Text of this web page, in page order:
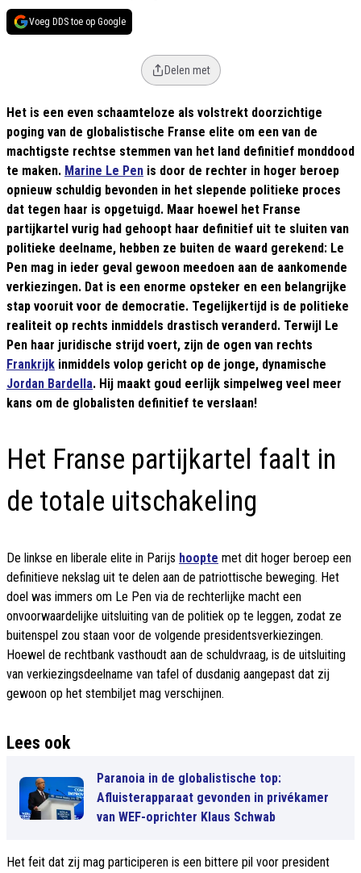
Voeg DDS toe op Google
Delen met
Het is een even schaamteloze als volstrekt doorzichtige
poging van de globalistische Franse elite om een van de
machtigste rechtse stemmen van het land definitief monddood
te maken. Marine Le Pen is door de rechter in hoger beroep
opnieuw schuldig bevonden in het slepende politieke proces
dat tegen haar is opgetuigd. Maar hoewel het Franse
partijkartel vurig had gehoopt haar definitief uit te sluiten van
politieke deelname, hebben ze buiten de waard gerekend: Le
Pen mag in ieder geval gewoon meedoen aan de aankomende
verkiezingen. Dat is een enorme opsteker en een belangrijke
stap vooruit voor de democratie. Tegelijkertijd is de politieke
realiteit op rechts inmiddels drastisch veranderd. Terwijl Le
Pen haar juridische strijd voert, zijn de ogen van rechts
Frankrijk inmiddels volop gericht op de jonge, dynamische
Jordan Bardella. Hij maakt goud eerlijk simpelweg veel meer
kans om de globalisten definitief te verslaan!
Het Franse partijkartel faalt in
de totale uitschakeling
De linkse en liberale elite in Parijs hoopte met dit hoger beroep een
definitieve nekslag uit te delen aan de patriottische beweging. Het
doel was immers om Le Pen via de rechterlijke macht een
onvoorwaardelijke uitsluiting van de politiek op te leggen, zodat ze
buitenspel zou staan voor de volgende presidentsverkiezingen.
Hoewel de rechtbank vasthoudt aan de schuldvraag, is de uitsluiting
van verkiezingsdeelname van tafel of dusdanig aangepast dat zij
gewoon op het stembiljet mag verschijnen.
Lees ook
Paranoia in de globalistische top:
Afluisterapparaat gevonden in privékamer
van WEF-oprichter Klaus Schwab
Het feit dat zij mag participeren is een bittere pil voor president